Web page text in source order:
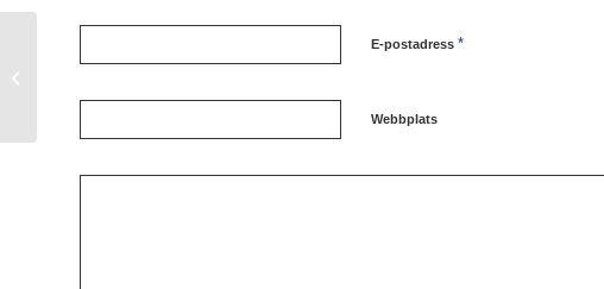
E-postadress *
Webbplats